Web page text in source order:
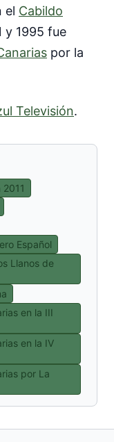
el Cabildo
y 1995 fue
por la
Televisión.
Español
Llanos de
en la III
en la IV
por La